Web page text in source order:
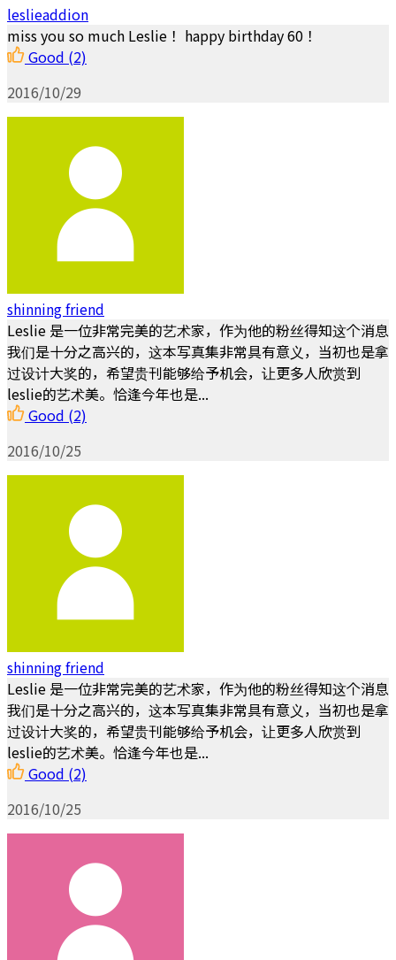
leslieaddion
miss you so much Leslie！ happy birthday 60！
Good (2)
2016/10/29
shinning friend
Leslie 是一位非常完美的艺术家，作为他的粉丝得知这个消息
我们是十分之高兴的，这本写真集非常具有意义，当初也是拿
过设计大奖的，希望贵刊能够给予机会，让更多人欣赏到
leslie的艺术美。恰逢今年也是...
Good (2)
2016/10/25
shinning friend
Leslie 是一位非常完美的艺术家，作为他的粉丝得知这个消息
我们是十分之高兴的，这本写真集非常具有意义，当初也是拿
过设计大奖的，希望贵刊能够给予机会，让更多人欣赏到
leslie的艺术美。恰逢今年也是...
Good (2)
2016/10/25